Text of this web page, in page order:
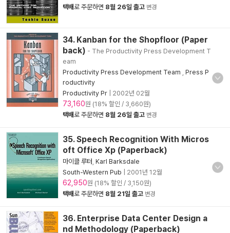
택배로 주문하면 8월 26일 출고 변경
34. Kanban for the Shopfloor (Paper
back) - The Productivity Press Development T
eam
Productivity Press Development Team
Press P
roductivity
Productivity Pr
2002년 02월
73,160원 (18% 할인 / 3,660원)
택배로 주문하면 8월 26일 출고 변경
35. Speech Recognition With Micros
oft Office Xp (Paperback)
마이클 루터 Karl Barksdale
South-Western Pub
2001년 12월
62,950원 (18% 할인 / 3,150원)
택배로 주문하면 8월 21일 출고 변경
36. Enterprise Data Center Design a
nd Methodology (Paperback)